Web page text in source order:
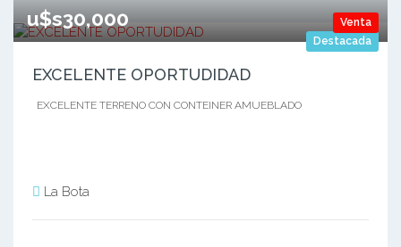
Destacada
Venta
u$s30,000
EXCELENTE OPORTUDIDAD
EXCELENTE TERRENO CON CONTEINER AMUEBLADO
La Bota